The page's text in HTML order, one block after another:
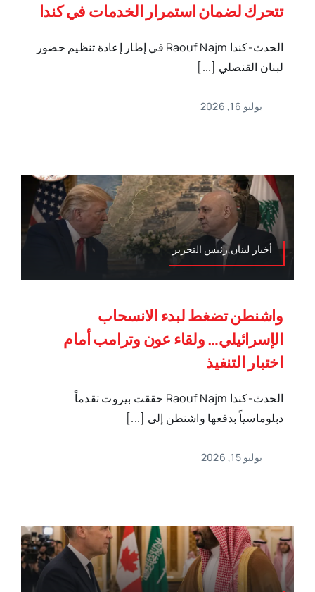
تتحرك لضمان استمرار الخدمات في كندا
الحدث-كندا Raouf Najm في إطار إعادة تنظيم حضور
لبنان القنصلي [...]
يوليو 16, 2026
أخبار لبنان,رئيس التحرير
واشنطن تضغط لبدء الانسحاب
الإسرائيلي… ولقاء عون وترامب أمام
اختبار التنفيذ
الحدث-كندا Raouf Najm حققت بيروت تقدماً
دبلوماسياً بدفعها واشنطن إلى [...]
يوليو 15, 2026